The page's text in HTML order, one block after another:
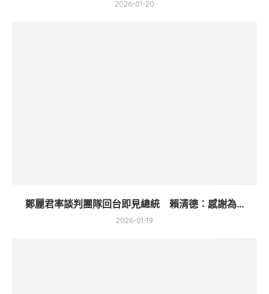
2026-01-20
鄭麗君率談判團隊回台即見總統 賴清德：感謝為...
2026-01-19